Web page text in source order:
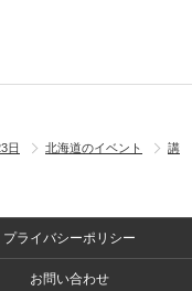
日 北海道のイベント
講
プライバシーポリシー
お問い合わせ